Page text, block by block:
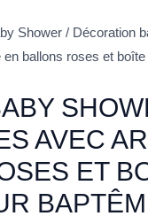
Shower / Décoration
ballons roses et boîte
AVEC
ET